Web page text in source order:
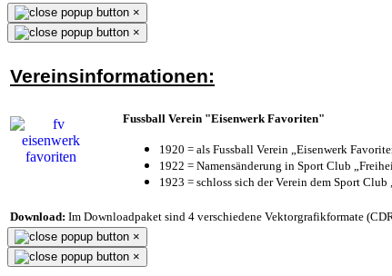
×
×
Vereinsinformationen:
Fussball Verein "Eisenwerk Favoriten"
1920 = als Fussball Verein „Eisenwerk
1922 = Namensänderung in Sport Club
1923 = schloss sich der Verein dem Sport
Download: Im Downloadpaket sind 4 verschiedene Vektorgrafikformate
×
×